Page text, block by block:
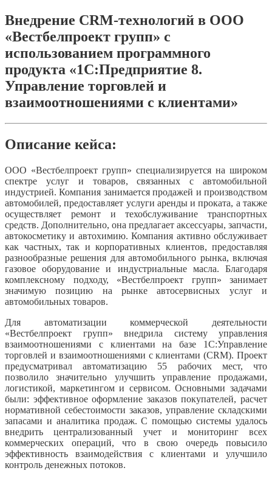
Внедрение CRM-технологий в ООО
«Вестбелпроект групп» с
использованием программного
продукта «1С:Предприятие 8.
Управление торговлей и
взаимоотношениями с клиентами»
Описание кейса:
ООО «Вестбелпроект групп» специализируется на широком
спектре услуг и товаров, связанных с автомобильной
индустрией. Компания занимается продажей и производством
автомобилей, предоставляет услуги аренды и проката, а также
осуществляет ремонт и техобслуживание транспортных
средств. Дополнительно, она предлагает аксессуары, запчасти,
автокосметику и автохимию. Компания активно обслуживает
как частных, так и корпоративных клиентов, предоставляя
разнообразные решения для автомобильного рынка, включая
газовое оборудование и индустриальные масла. Благодаря
комплексному подходу, «Вестбелпроект групп» занимает
значимую позицию на рынке автосервисных услуг и
автомобильных товаров.
Для автоматизации коммерческой деятельности
«Вестбелпроект групп» внедрила систему управления
взаимоотношениями с клиентами на базе 1С:Управление
торговлей и взаимоотношениями с клиентами (CRM). Проект
предусматривал автоматизацию 55 рабочих мест, что
позволило значительно улучшить управление продажами,
логистикой, маркетингом и сервисом. Основными задачами
были: эффективное оформление заказов покупателей, расчет
нормативной себестоимости заказов, управление складскими
запасами и аналитика продаж. С помощью системы удалось
внедрить централизованный учет и мониторинг всех
коммерческих операций, что в свою очередь повысило
эффективность взаимодействия с клиентами и улучшило
контроль денежных потоков.